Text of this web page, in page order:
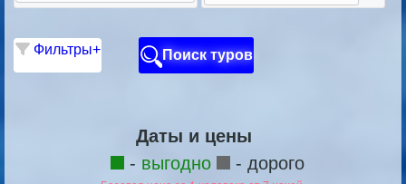
Фильтры+ Поиск туров
Даты и цены
- выгодно - дорого